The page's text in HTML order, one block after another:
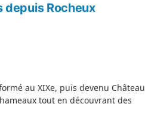
depuis Rocheux
au XIXe, puis devenu Château
tout en découvrant des